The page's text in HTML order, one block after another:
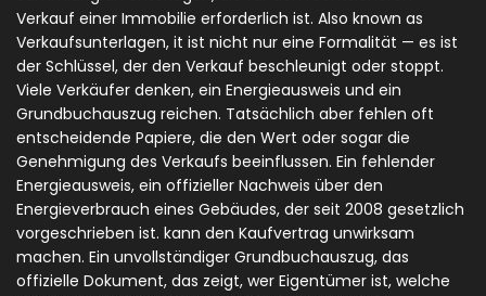
Verkauf einer Immobilie erforderlich ist. Also known as
Verkaufsunterlagen, it ist nicht nur eine Formalität — es ist
der Schlüssel, der den Verkauf beschleunigt oder stoppt.
Viele Verkäufer denken, ein Energieausweis und ein
Grundbuchauszug reichen. Tatsächlich aber fehlen oft
entscheidende Papiere, die den Wert oder sogar die
Genehmigung des Verkaufs beeinflussen. Ein fehlender
Energieausweis, ein offizieller Nachweis über den
Energieverbrauch eines Gebäudes, der seit 2008 gesetzlich
vorgeschrieben ist. kann den Kaufvertrag unwirksam
machen. Ein unvollständiger Grundbuchauszug, das
offizielle Dokument, das zeigt, wer Eigentümer ist, welche